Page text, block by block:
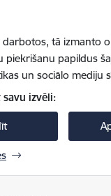
darbotos, tā izmanto
piekrišanu papildus
un sociālo mediju
izvēli: